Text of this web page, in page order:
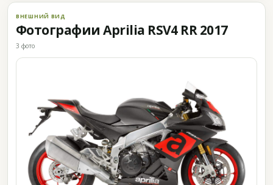
ВНЕШНИЙ ВИД
Фотографии Aprilia RSV4 RR 2017
3 фото